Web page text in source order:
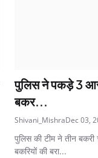
पुलिस ने पकड़े 3
बकर...
Shivani_MishraDec 03,
पुलिस की टीम ने तीन
बकरियों की बरा...